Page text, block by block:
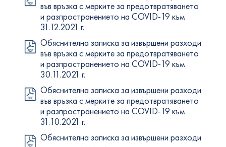
във връзка с мерките за предотвратяването
и разпространението на COVID-19 към
31.12.2021 г.
Обяснителна записка за извършени разходи
във връзка с мерките за предотвратяването
и разпространението на COVID-19 към
30.11.2021 г.
Обяснителна записка за извършени разходи
във връзка с мерките за предотвратяването
и разпространението на COVID-19 към
31.10.2021 г.
Обяснителна записка за извършени разходи